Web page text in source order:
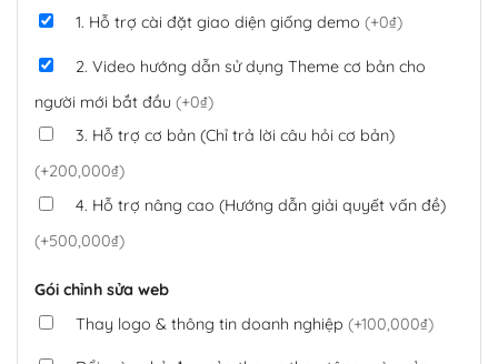
1. Hỗ trợ cài đặt giao diện giống demo (+0₫)
2. Video hướng dẫn sử dụng Theme cơ bản cho
người mới bắt đầu (+0₫)
3. Hỗ trợ cơ bản (Chỉ trả lời câu hỏi cơ bản)
(+200,000₫)
4. Hỗ trợ nâng cao (Hướng dẫn giải quyết vấn đề)
(+500,000₫)
Gói chỉnh sửa web
Thay logo & thông tin doanh nghiệp (+100,000₫)